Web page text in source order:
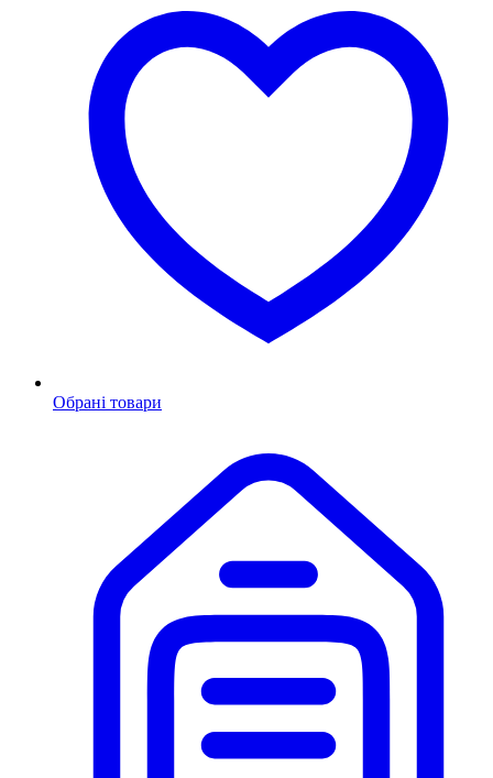
Обрані товари